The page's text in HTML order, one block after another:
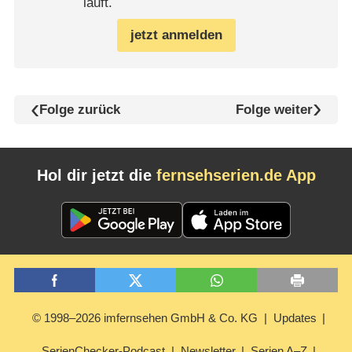
jetzt anmelden
Folge zurück Folge weiter
Hol dir jetzt die fernsehserien.de App
© 1998–2026 imfernsehen GmbH & Co. KG Updates